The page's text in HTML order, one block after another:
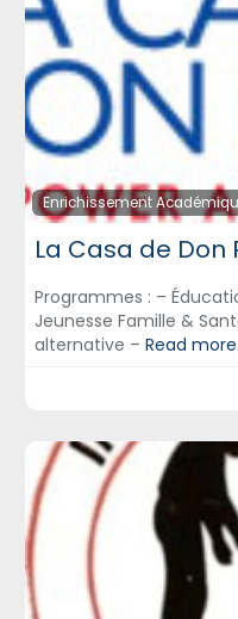
Enrichissement
La Casa de Don
Programmes : –
Jeunesse Famille &
alternative – Read